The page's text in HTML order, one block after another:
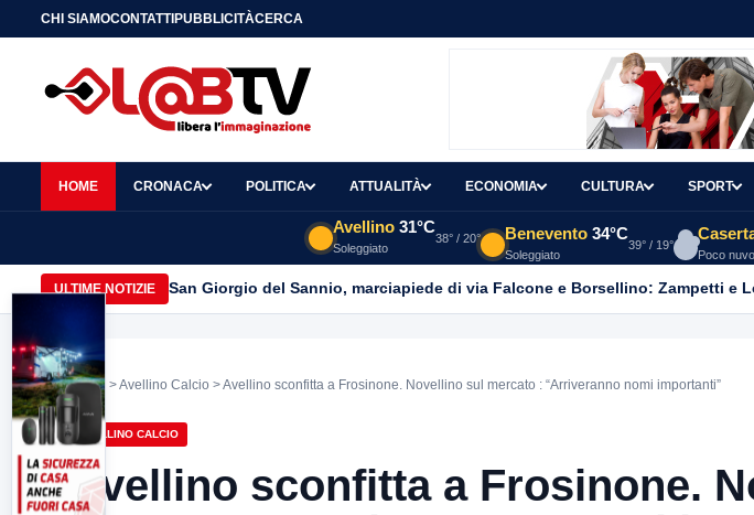
CHI SIAMOCONTATTIPUBBLICITÀCERCA
HOME CRONACA POLITICA ATTUALITÀ ECONOMIA CULTURA SPORT
Avellino 31°C
Soleggiato
38° / 20° Benevento 34°C
Soleggiato
39° / 19°
Poco
ULTIME NOTIZIE San Giorgio del Sannio, marciapiede di via Falcone e Borsellino: Zampetti e
Home >Avellino Calcio > Avellino sconfitta a Frosinone. Novellino sul mercato : “Arriveranno nomi importanti”
AVELLINO CALCIO
Avellino sconfitta a Frosinone.